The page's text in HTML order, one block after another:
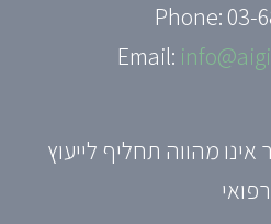
Phone: 03-
Email:
מהווה תחליף לייעוץ
רפואי